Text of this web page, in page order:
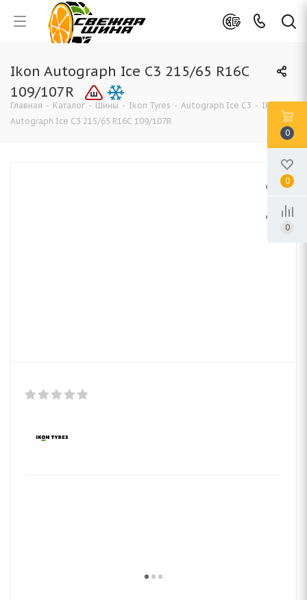
Ikon Autograph Ice C3 215/65 R16C
109/107R
Главная - Каталог - Шины - Ikon Tyres - Autograph Ice C3 - Ikon
Autograph Ice C3 215/65 R16C 109/107R
0
0
0